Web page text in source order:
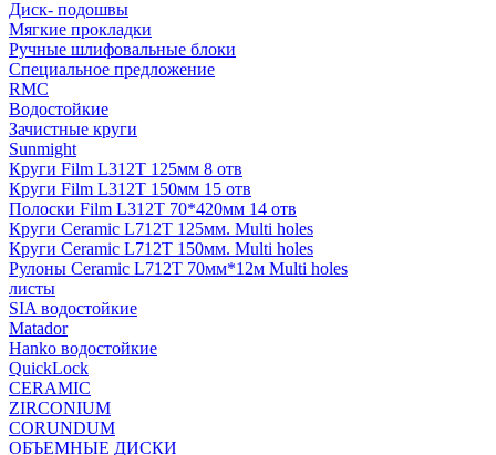
Диск- подошвы
Мягкие прокладки
Ручные шлифовальные блоки
Специальное предложение
RMC
Водостойкие
Зачистные круги
Sunmight
Круги Film L312T 125мм 8 отв
Круги Film L312T 150мм 15 отв
Полоски Film L312T 70*420мм 14 отв
Круги Ceramic L712T 125мм. Multi holes
Круги Ceramic L712T 150мм. Multi holes
Рулоны Ceramic L712T 70мм*12м Multi holes
листы
SIA водостойкие
Matador
Hanko водостойкие
QuickLock
CERAMIC
ZIRCONIUM
СORUNDUM
ОБЪЕМНЫЕ ДИСКИ